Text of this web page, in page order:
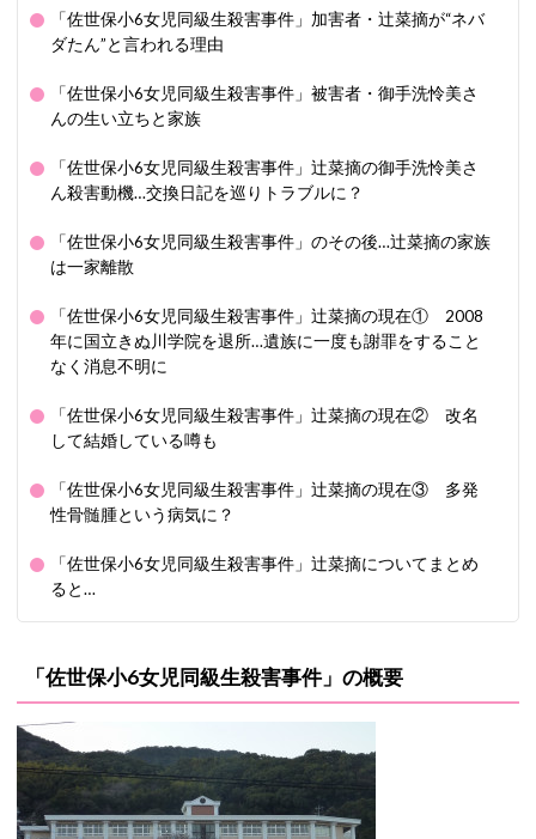
「佐世保小6女児同級生殺害事件」加害者・辻菜摘が“ネバ
ダたん”と言われる理由
「佐世保小6女児同級生殺害事件」被害者・御手洗怜美さ
んの生い立ちと家族
「佐世保小6女児同級生殺害事件」辻菜摘の御手洗怜美さ
ん殺害動機…交換日記を巡りトラブルに？
「佐世保小6女児同級生殺害事件」のその後…辻菜摘の家族
は一家離散
「佐世保小6女児同級生殺害事件」辻菜摘の現在① 2008
年に国立きぬ川学院を退所…遺族に一度も謝罪をすること
なく消息不明に
「佐世保小6女児同級生殺害事件」辻菜摘の現在② 改名
して結婚している噂も
「佐世保小6女児同級生殺害事件」辻菜摘の現在③ 多発
性骨髄腫という病気に？
「佐世保小6女児同級生殺害事件」辻菜摘についてまとめ
ると…
「佐世保小6女児同級生殺害事件」の概要